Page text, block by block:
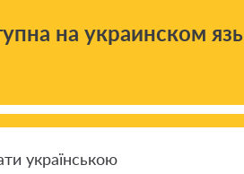
на украинском
українською